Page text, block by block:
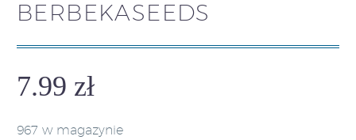
BERBEKASEEDS
7.99 zł
967 w magazynie